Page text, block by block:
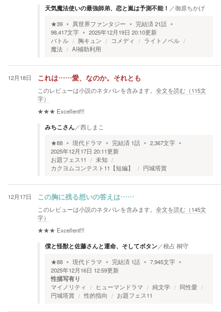
天気魔法使いの最強師弟、恋と嵐は予測不能！ ／御原ちかげ
★39 異世界ファンタジー 完結済21話
98,417文字 2025年12月19日 20:10更新
バトル
胸キュン コメディ
ライトノベル
魔法
AI補助利用
12月18日 これは……愛、なのか。それとも
このレビューは小説のネタバレを含みます。 全文を読む（115文
字）
★★★ Excellent!!!
みちこさん／西しまこ
★88 現代ドラマ 完結済 1話 2,367文字
2025年12月17日 20:11更新
お題フェス11
未知
カクヨムコンテスト11【短編】
円城塔賞
12月17日 この胸に残る想いの答えは……
このレビューは小説のネタバレを含みます。 全文を読む（145文
字）
★★★ Excellent!!!
僕と怪獣と佐藤さんと運命、そしてボタン／根占 桐守
★88 現代ドラマ 完結済 1話 7,945文字
2025年12月16日 12:59更新
性描写有り
マイノリティ ヒューマンドラマ 純文学
同性愛
円城塔賞
性的指向 お題フェス11